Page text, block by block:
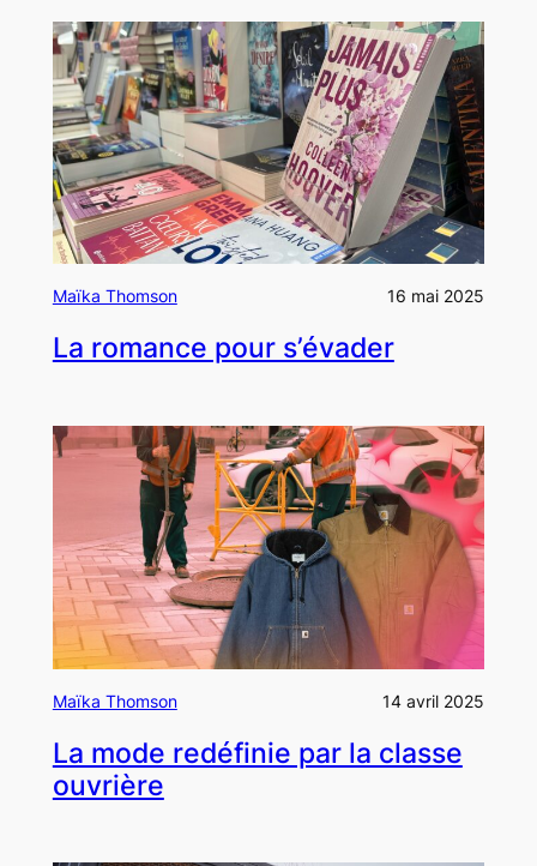
Maïka Thomson 16 mai 2025
La romance pour s’évader
Maïka Thomson 14 avril 2025
La mode redéfinie par la classe
ouvrière